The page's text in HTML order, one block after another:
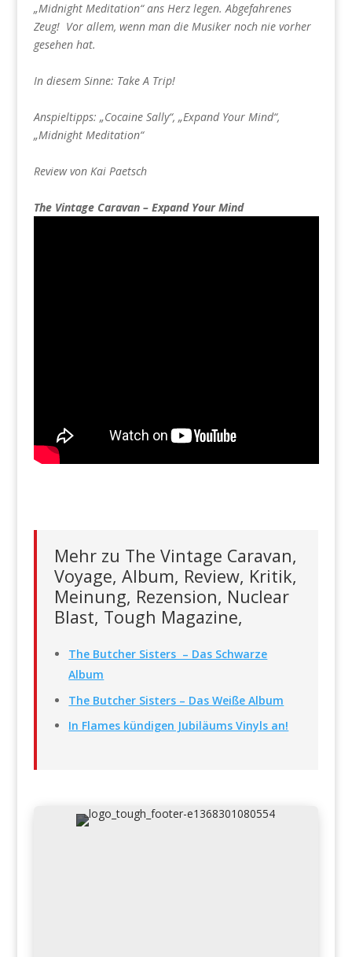
„Midnight Meditation“ ans Herz legen. Abgefahrenes
Zeug! Vor allem, wenn man die Musiker noch nie vorher
gesehen hat.
In diesem Sinne: Take A Trip!
Anspieltipps: „Cocaine Sally“, „Expand Your Mind“,
„Midnight Meditation“
Review von Kai Paetsch
The Vintage Caravan – Expand Your Mind
Mehr zu The Vintage Caravan,
Voyage, Album, Review, Kritik,
Meinung, Rezension, Nuclear
Blast, Tough Magazine,
The Butcher Sisters – Das Schwarze
Album
The Butcher Sisters – Das Weiße Album
In Flames kündigen Jubiläums Vinyls an!